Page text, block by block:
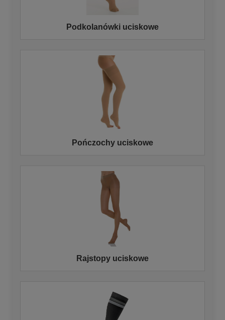
Podkolanówki uciskowe
Pończochy uciskowe
Rajstopy uciskowe